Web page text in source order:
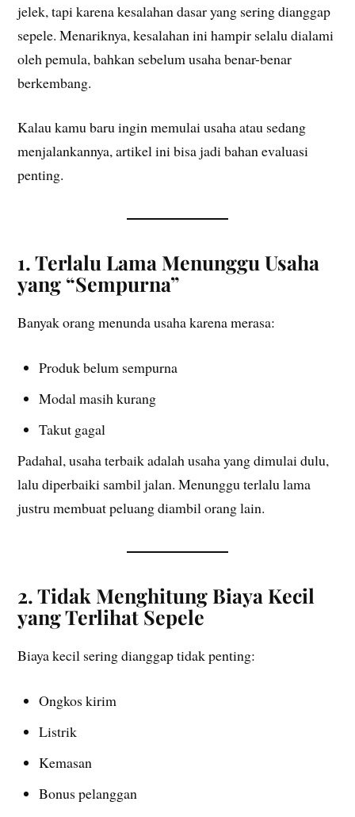
jelek, tapi karena kesalahan dasar yang sering dianggap
sepele. Menariknya, kesalahan ini hampir selalu dialami
oleh pemula, bahkan sebelum usaha benar-benar
berkembang.
Kalau kamu baru ingin memulai usaha atau sedang
menjalankannya, artikel ini bisa jadi bahan evaluasi
penting.
1. Terlalu Lama Menunggu Usaha
yang “Sempurna”
Banyak orang menunda usaha karena merasa:
Produk belum sempurna
Modal masih kurang
Takut gagal
Padahal, usaha terbaik adalah usaha yang dimulai dulu,
lalu diperbaiki sambil jalan. Menunggu terlalu lama
justru membuat peluang diambil orang lain.
2. Tidak Menghitung Biaya Kecil
yang Terlihat Sepele
Biaya kecil sering dianggap tidak penting:
Ongkos kirim
Listrik
Kemasan
Bonus pelanggan